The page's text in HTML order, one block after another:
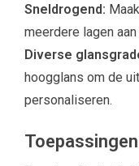
Sneldrogend:
meerdere lagen
Diverse
hoogglans om de
personaliseren.